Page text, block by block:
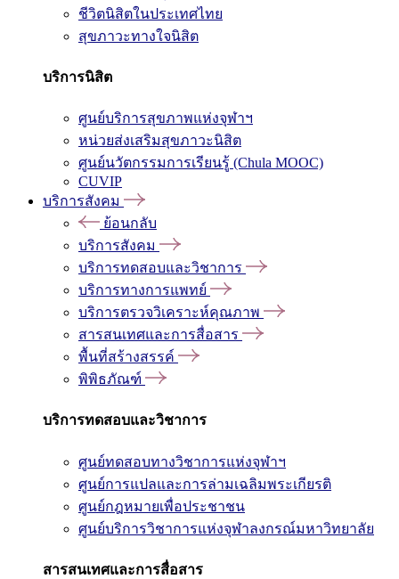
ชีวิตนิสิตในประเทศไทย
สุขภาวะทางใจนิสิต
บริการนิสิต
ศูนย์บริการสุขภาพแห่งจุฬาฯ
หน่วยส่งเสริมสุขภาวะนิสิต
ศูนย์นวัตกรรมการเรียนรู้ (Chula MOOC)
CUVIP
บริการสังคม
ย้อนกลับ
บริการสังคม
บริการทดสอบและวิชาการ
บริการทางการแพทย์
บริการตรวจวิเคราะห์คุณภาพ
สารสนเทศและการสื่อสาร
พื้นที่สร้างสรรค์
พิพิธภัณฑ์
บริการทดสอบและวิชาการ
ศูนย์ทดสอบทางวิชาการแห่งจุฬาฯ
ศูนย์การแปลและการล่ามเฉลิมพระเกียรติ
ศูนย์กฎหมายเพื่อประชาชน
ศูนย์บริการวิชาการแห่งจุฬาลงกรณ์มหาวิทยาลัย
สารสนเทศและการสื่อสาร